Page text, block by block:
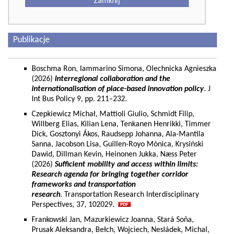
Publikacje
Boschma Ron, Iammarino Simona, Olechnicka Agnieszka
(2026) Interregional collaboration and the
internationalisation of place-based innovation policy. J
Int Bus Policy 9, pp. 211–232.
Czepkiewicz Michał, Mattioli Giulio, Schmidt Filip,
Willberg Elias, Kilian Lena, Tenkanen Henrikki, Timmer
Dick, Gosztonyi Ákos, Raudsepp Johanna, Ala-Mantila
Sanna, Jacobson Lisa, Guillen-Royo Mònica, Krysiński
Dawid, Dillman Kevin, Heinonen Jukka, Næss Peter
(2026) Sufficient mobility and access within limits:
Research agenda for bringing together corridor
frameworks and transportation
research. Transportation Research Interdisciplinary
Perspectives, 37, 102029.
Frankowski Jan, Mazurkiewicz Joanna, Stará Soňa,
Prusak Aleksandra, Bełch, Wojciech, Nesládek, Michal,